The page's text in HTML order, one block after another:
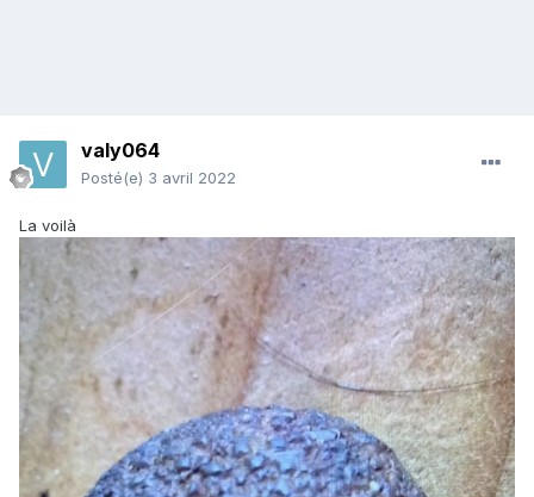
valy064
Posté(e) 3 avril 2022
La voilà